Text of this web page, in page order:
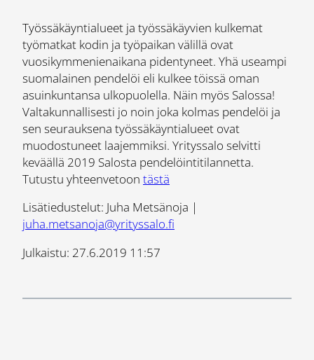
Työssäkäyntialueet ja työssäkäyvien kulkemat
työmatkat kodin ja työpaikan välillä ovat
vuosikymmenienaikana pidentyneet. Yhä useampi
suomalainen pendelöi eli kulkee töissä oman
asuinkuntansa ulkopuolella. Näin myös Salossa!
Valtakunnallisesti jo noin joka kolmas pendelöi ja
sen seurauksena työssäkäyntialueet ovat
muodostuneet laajemmiksi. Yrityssalo selvitti
keväällä 2019 Salosta pendelöintitilannetta.
Tutustu yhteenvetoon tästä
Lisätiedustelut: Juha Metsänoja |
juha.metsanoja@yrityssalo.fi
Julkaistu: 27.6.2019 11:57